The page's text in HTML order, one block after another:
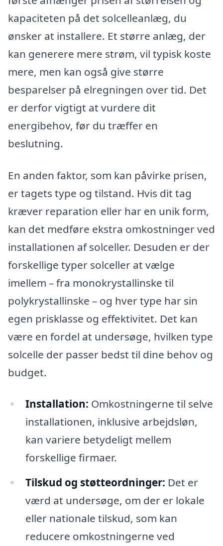
kapaciteten på det solcelleanlæg, du
ønsker at installere. Et større anlæg, der
kan generere mere strøm, vil typisk koste
mere, men kan også give større
besparelser på elregningen over tid. Det
er derfor vigtigt at vurdere dit
energibehov, før du træffer en
beslutning.
En anden faktor, som kan påvirke prisen,
er tagets type og tilstand. Hvis dit tag
kræver reparation eller har en unik form,
kan det medføre ekstra omkostninger ved
installationen af solceller. Desuden er der
forskellige typer solceller at vælge
imellem – fra monokrystallinske til
polykrystallinske – og hver type har sin
egen prisklasse og effektivitet. Det kan
være en fordel at undersøge, hvilken type
solcelle der passer bedst til dine behov og
budget.
Installation: Omkostningerne til selve
installationen, inklusive arbejdsløn,
kan variere betydeligt mellem
forskellige firmaer.
Tilskud og støtteordninger: Det er
værd at undersøge, om der er lokale
eller nationale tilskud, som kan
reducere omkostningerne ved